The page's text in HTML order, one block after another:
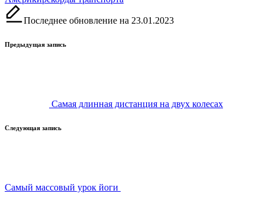
Последнее обновление на 23.01.2023
Навигация
Предыдущая запись
Самая длинная дистанция на двух колесах
Следующая запись
Самый массовый урок йоги